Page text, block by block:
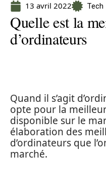
13 avril 2022 Tech
Quelle est la
d’ordinateurs
Quand il s’agit
opte pour la
disponible sur le
élaboration des
d’ordinateurs que
marché.